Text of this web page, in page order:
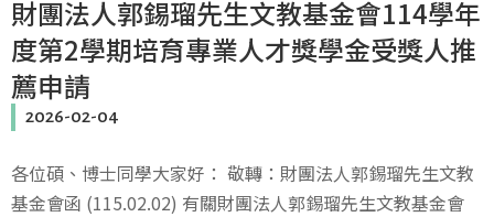
財團法人郭錫瑠先生文教基金會114學年
度第2學期培育專業人才獎學金受獎人推
薦申請
2026-02-04
各位碩、博士同學大家好： 敬轉：財團法人郭錫瑠先生文教
基金會函 (115.02.02) 有關財團法人郭錫瑠先生文教基金會